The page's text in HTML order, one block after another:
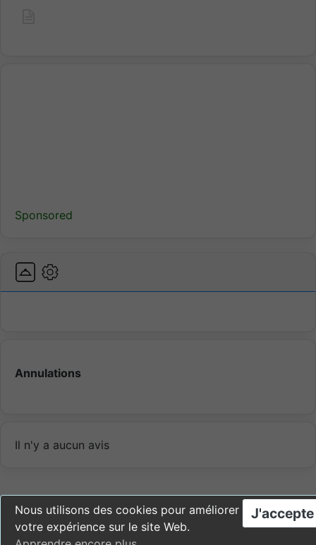
J'accepte
Nous utilisons des cookies pour améliorer
votre expérience sur le site Web.
Sponsored
Annulations
Il n'y a aucun avis